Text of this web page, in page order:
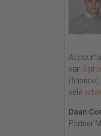
van
(finance)
vele
Daan
Partner